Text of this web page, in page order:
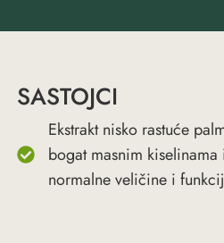
SASTOJCI
Ekstrakt nisko rastuće
bogat masnim
normalne veličine i